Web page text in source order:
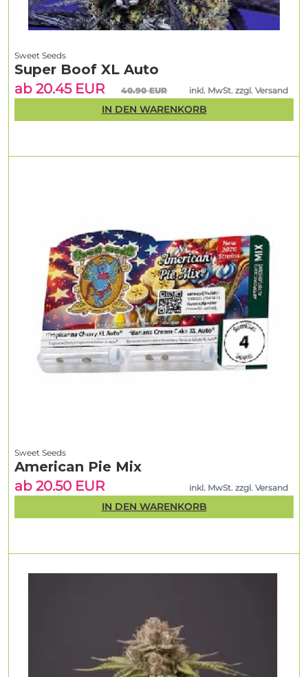
Sweet Seeds
American Pie Mix
ab 20.50 EUR
inkl. MwSt. zzgl. Versand
IN DEN WARENKORB
Sweet Seeds
Super Boof XL Auto
ab 20.45 EUR
40.90 EUR inkl. MwSt. zzgl. Versand
IN DEN WARENKORB